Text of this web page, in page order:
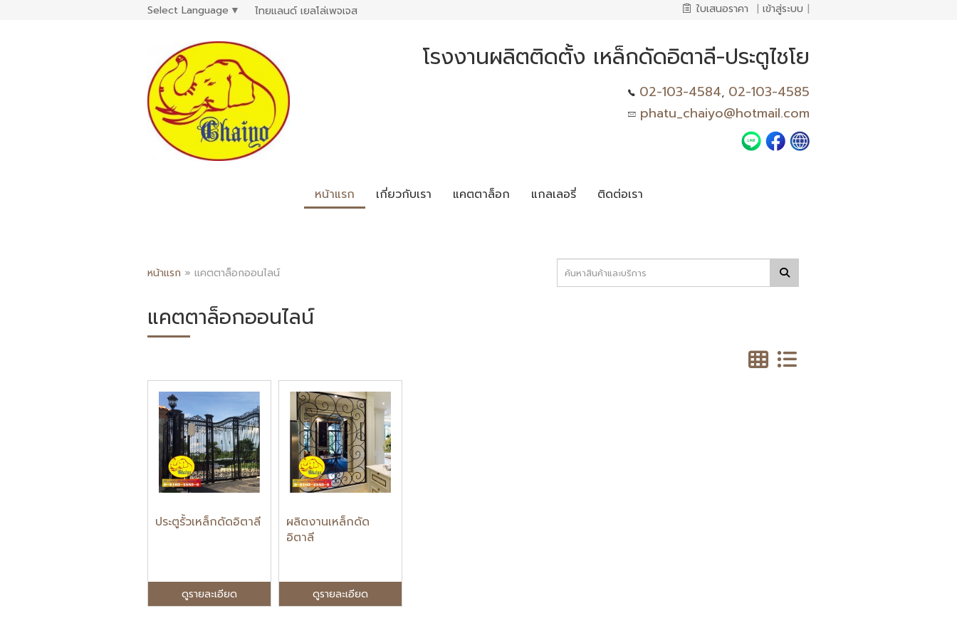
Select Language ▼ ไทยแลนด์ เยลโล่เพจเจส ใบเสนอราคา | เข้าสู่ระบบ |
โรงงานผลิตติดตั้ง เหล็กดัดอิตาลี-ประตูไชโย
02-103-4584, 02-103-4585
phatu_chaiyo@hotmail.com
หน้าแรก เกี่ยวกับเรา แคตตาล็อก แกลเลอรี่ ติดต่อเรา
หน้าแรก » แคตตาล็อกออนไลน์
แคตตาล็อกออนไลน์
ประตูรั้วเหล็กดัดอิตาลี
ดูรายละเอียด
ผลิตงานเหล็กดัด
อิตาลี
ดูรายละเอียด